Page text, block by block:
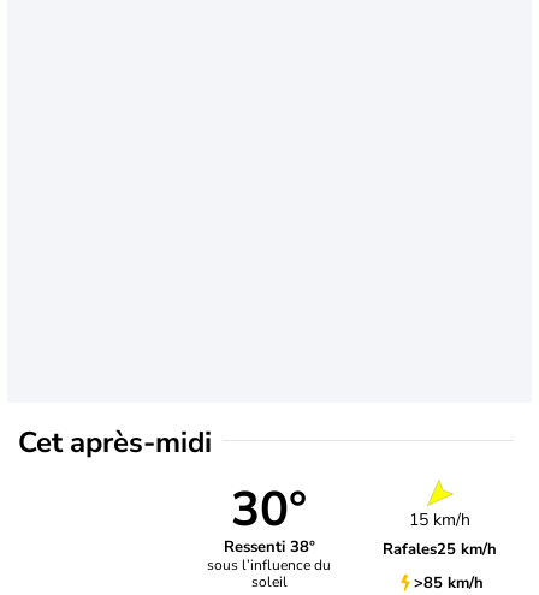
Cet après-midi
30°
Ressenti 38°
sous l’influence du
soleil
15 km/h
Rafales25 km/h
>85 km/h